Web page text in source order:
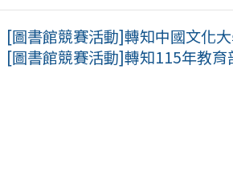
[圖書館競賽活動]轉知中國文化
[圖書館競賽活動]轉知115年教